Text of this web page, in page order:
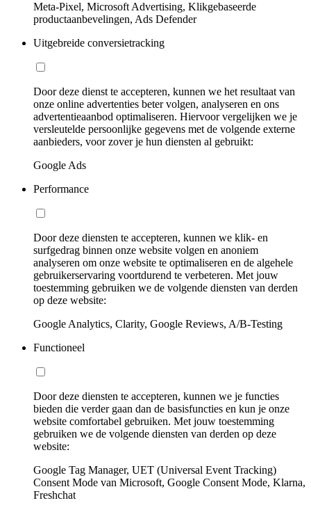
Meta-Pixel, Microsoft Advertising, Klikgebaseerde
productaanbevelingen, Ads Defender
Uitgebreide conversietracking
Door deze dienst te accepteren, kunnen we het resultaat van
onze online advertenties beter volgen, analyseren en ons
advertentieaanbod optimaliseren. Hiervoor vergelijken we je
versleutelde persoonlijke gegevens met de volgende externe
aanbieders, voor zover je hun diensten al gebruikt:
Google Ads
Performance
Door deze diensten te accepteren, kunnen we klik- en
surfgedrag binnen onze website volgen en anoniem
analyseren om onze website te optimaliseren en de algehele
gebruikerservaring voortdurend te verbeteren. Met jouw
toestemming gebruiken we de volgende diensten van derden
op deze website:
Google Analytics, Clarity, Google Reviews, A/B-Testing
Functioneel
Door deze diensten te accepteren, kunnen we je functies
bieden die verder gaan dan de basisfuncties en kun je onze
website comfortabel gebruiken. Met jouw toestemming
gebruiken we de volgende diensten van derden op deze
website:
Google Tag Manager, UET (Universal Event Tracking)
Consent Mode van Microsoft, Google Consent Mode, Klarna,
Freshchat